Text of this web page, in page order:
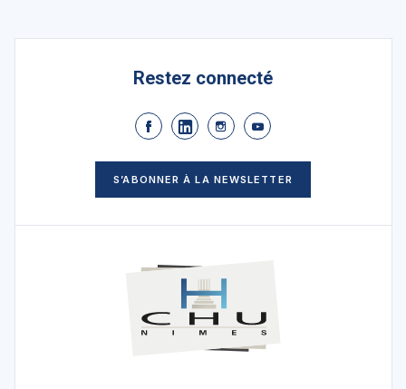
Restez connecté
S’ABONNER À LA NEWSLETTER